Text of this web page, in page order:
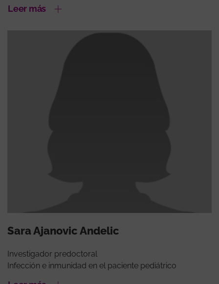
Leer más
Sara Ajanovic Andelic
Investigador predoctoral
Infección e inmunidad en el paciente pediátrico